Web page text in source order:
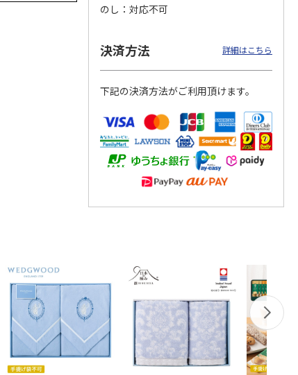
のし
対応不可
決済方法 詳細はこちら
下記の決済方法がご利用頂けます。